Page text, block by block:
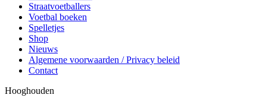
Straatvoetballers
Voetbal boeken
Spelletjes
Shop
Nieuws
Algemene voorwaarden / Privacy beleid
Contact
Hooghouden